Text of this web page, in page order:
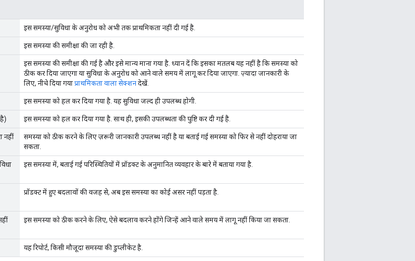
इस समस्या/सुविधा के अनुरोध को अभी तक प्राथमिकता नहीं दी गई है.
इस समस्या की समीक्षा की जा रही है.
इस समस्या की समीक्षा की गई है और इसे मान्य माना गया है. ध्यान दें कि इसका मतलब यह नहीं है कि समस्या को
ठीक कर दिया जाएगा या सुविधा के अनुरोध को आने वाले समय में लागू कर दिया जाएगा. ज़्यादा जानकारी के
लिए, नीचे दिया गयाप्राथमिकता वाला सेक्शनदेखें.
इस समस्या को हल कर दिया गया है. यह सुविधा जल्द ही उपलब्ध होगी.
इस समस्या को हल कर दिया गया है. साथ ही, इसकी उपलब्धता की पुष्टि कर दी गई है.
नहीं
समस्या को ठीक करने के लिए ज़रूरी जानकारी उपलब्ध नहीं है या बताई गई समस्या को फिर से नहीं दोहराया जा
सकता.
इस समस्या में, बताई गई परिस्थितियों में प्रॉडक्ट के अनुमानित व्यवहार के बारे में बताया गया है.
प्रॉडक्ट में हुए बदलावों की वजह से, अब इस समस्या का कोई असर नहीं पड़ता है.
इस समस्या को ठीक करने के लिए, ऐसे बदलाव करने होंगे जिन्हें आने वाले समय में लागू नहीं किया जा सकता.
यह रिपोर्ट, किसी मौजूदा समस्या की डुप्लीकेट है.